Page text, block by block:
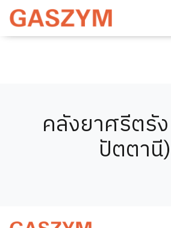
คลังยาศรีตรั
ปัตตานี)